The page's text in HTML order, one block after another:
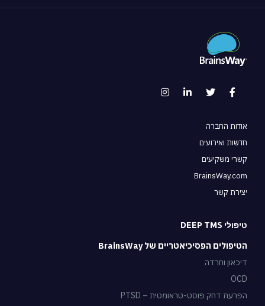
אודות החברה
חדשות ואירועים
קשרי משקיעים
BrainsWay.com
יצירת קשר
טיפולי DEEP TMS
הטיפולים הפסיכיאטריים של BrainsWay
דיכאון וחרדה
OCD
הפרעת דחק פוסט-טראומטית – PTSD